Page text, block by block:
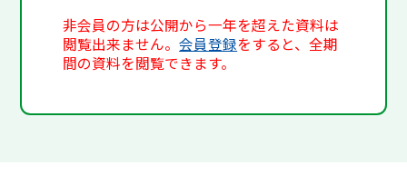
非会員の方は公開から一年を超えた資料は
閲覧出来ません。会員登録をすると、全期
間の資料を閲覧できます。